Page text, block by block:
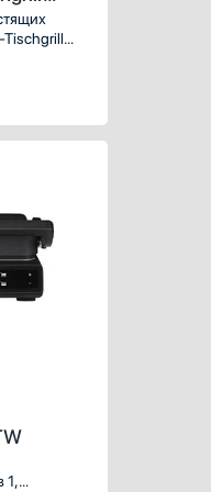
в любое
Тип поверхности:
Способ подключения:
Габариты, ВхШхГ (см):
Переключатели:
1,